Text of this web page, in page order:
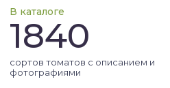
В каталоге
1840
сортов томатов с описанием и
фотографиями